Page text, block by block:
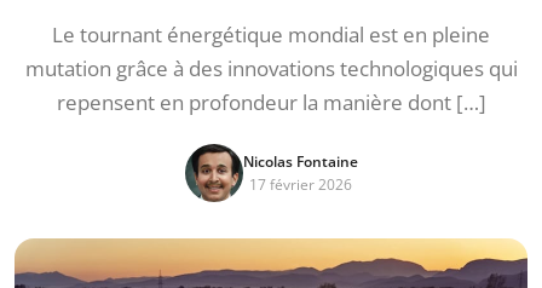
Le tournant énergétique mondial est en pleine
mutation grâce à des innovations technologiques qui
repensent en profondeur la manière dont […]
Nicolas Fontaine
17 février 2026